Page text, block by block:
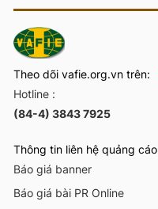
Theo dõi vafie.org.vn trên:
Hotline :
(84-4) 3843 7925
Thông tin liên hệ quảng cáo
Báo giá banner
Báo giá bài PR Online